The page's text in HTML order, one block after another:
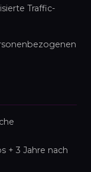
Traffic-
+ 3 Jahre nach